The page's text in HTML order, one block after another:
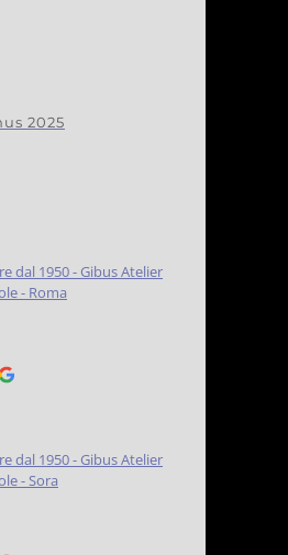
2025
dal 1950 - Gibus Atelier
- Roma
dal 1950 - Gibus Atelier
- Sora